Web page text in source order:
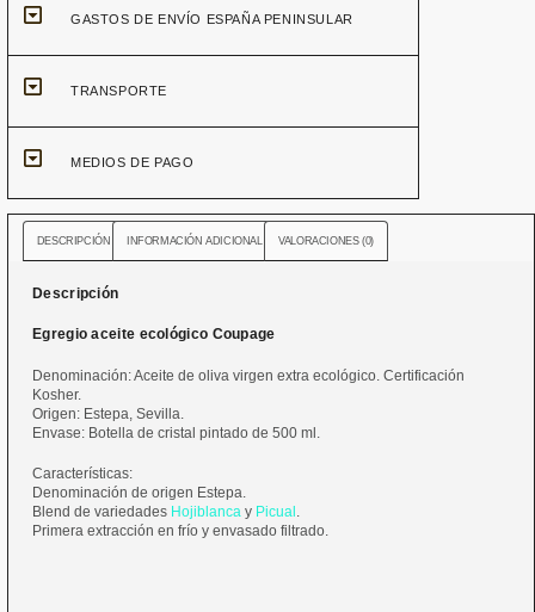
GASTOS DE ENVÍO ESPAÑA PENINSULAR
TRANSPORTE
MEDIOS DE PAGO
DESCRIPCIÓN INFORMACIÓN ADICIONAL VALORACIONES (0)
Descripción
Egregio aceite ecológico Coupage
Denominación: Aceite de oliva virgen extra ecológico. Certificación
Kosher.
Origen: Estepa, Sevilla.
Envase: Botella de cristal pintado de 500 ml.
Características:
Denominación de origen Estepa.
Blend de variedades Hojiblanca y Picual .
Primera extracción en frío y envasado filtrado.